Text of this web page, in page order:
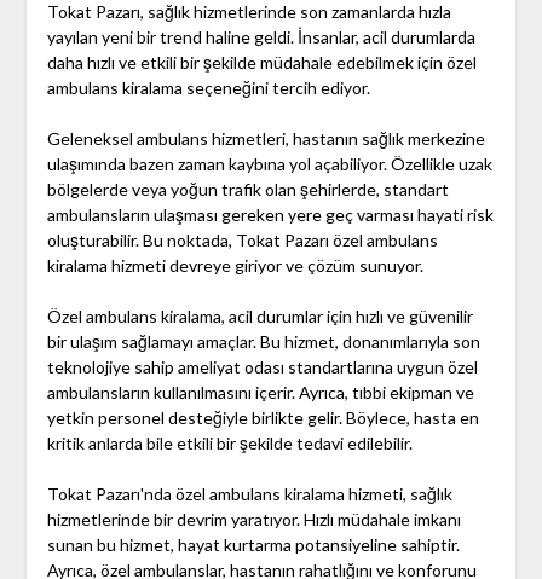
Tokat Pazarı, sağlık hizmetlerinde son zamanlarda hızla
yayılan yeni bir trend haline geldi. İnsanlar, acil durumlarda
daha hızlı ve etkili bir şekilde müdahale edebilmek için özel
ambulans kiralama seçeneğini tercih ediyor.
Geleneksel ambulans hizmetleri, hastanın sağlık merkezine
ulaşımında bazen zaman kaybına yol açabiliyor. Özellikle uzak
bölgelerde veya yoğun trafik olan şehirlerde, standart
ambulansların ulaşması gereken yere geç varması hayati risk
oluşturabilir. Bu noktada, Tokat Pazarı özel ambulans
kiralama hizmeti devreye giriyor ve çözüm sunuyor.
Özel ambulans kiralama, acil durumlar için hızlı ve güvenilir
bir ulaşım sağlamayı amaçlar. Bu hizmet, donanımlarıyla son
teknolojiye sahip ameliyat odası standartlarına uygun özel
ambulansların kullanılmasını içerir. Ayrıca, tıbbi ekipman ve
yetkin personel desteğiyle birlikte gelir. Böylece, hasta en
kritik anlarda bile etkili bir şekilde tedavi edilebilir.
Tokat Pazarı'nda özel ambulans kiralama hizmeti, sağlık
hizmetlerinde bir devrim yaratıyor. Hızlı müdahale imkanı
sunan bu hizmet, hayat kurtarma potansiyeline sahiptir.
Ayrıca, özel ambulanslar, hastanın rahatlığını ve konforunu